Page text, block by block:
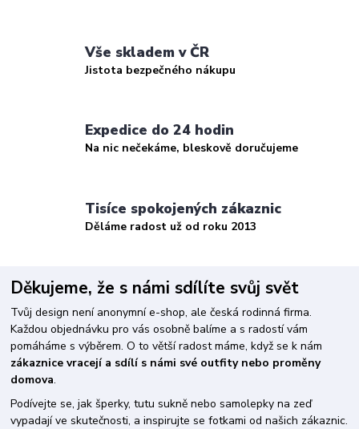
Vše skladem v ČR
Jistota bezpečného nákupu
Expedice do 24 hodin
Na nic nečekáme, bleskově doručujeme
Tisíce spokojených zákaznic
Děláme radost už od roku 2013
Děkujeme, že s námi sdílíte svůj svět
Tvůj design není anonymní e-shop, ale česká rodinná firma.
Každou objednávku pro vás osobně balíme a s radostí vám
pomáháme s výběrem. O to větší radost máme, když se k nám
zákaznice vracejí a sdílí s námi své outfity nebo proměny
domova.
Podívejte se, jak šperky, tutu sukně nebo samolepky na zeď
vypadají ve skutečnosti, a inspirujte se fotkami od našich zákaznic.